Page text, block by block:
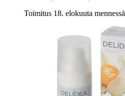
Toimitus 18. elokuuta mennessä